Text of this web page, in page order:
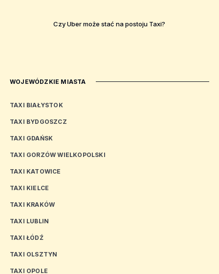
Czy Uber może stać na postoju Taxi?
WOJEWÓDZKIE MIASTA
TAXI BIAŁYSTOK
TAXI BYDGOSZCZ
TAXI GDAŃSK
TAXI GORZÓW WIELKOPOLSKI
TAXI KATOWICE
TAXI KIELCE
TAXI KRAKÓW
TAXI LUBLIN
TAXI ŁÓDŹ
TAXI OLSZTYN
TAXI OPOLE